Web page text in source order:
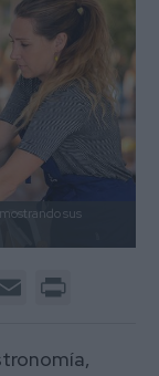
sus
Email